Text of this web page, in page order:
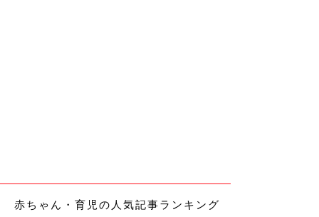
赤ちゃん・育児の人気記事ランキング